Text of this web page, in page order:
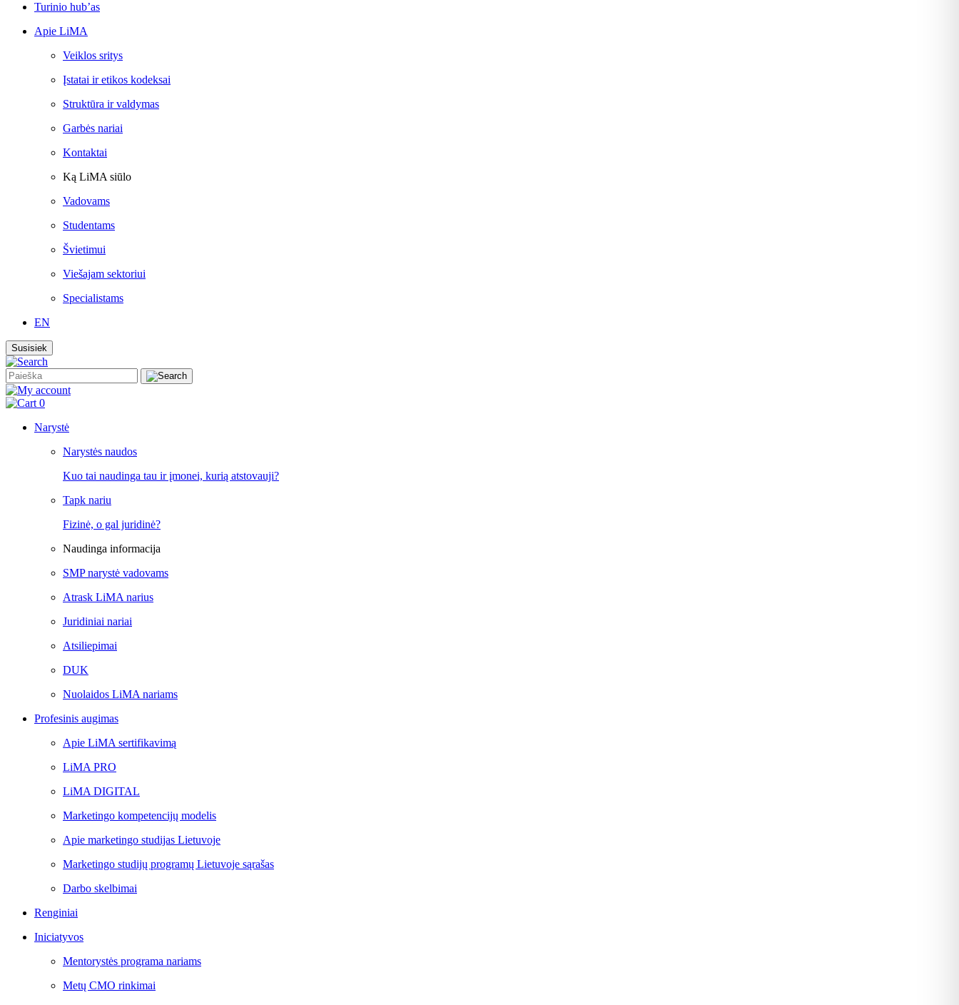
Turinio hub’as
Apie LiMA
Veiklos sritys
Įstatai ir etikos kodeksai
Struktūra ir valdymas
Garbės nariai
Kontaktai
Ką LiMA siūlo
Vadovams
Studentams
Švietimui
Viešajam sektoriui
Specialistams
EN
Susisiek
0
Narystė
Narystės naudos
Kuo tai naudinga tau ir įmonei, kurią atstovauji?
Tapk nariu
Fizinė, o gal juridinė?
Naudinga informacija
SMP narystė vadovams
Atrask LiMA narius
Juridiniai nariai
Atsiliepimai
DUK
Nuolaidos LiMA nariams
Profesinis augimas
Apie LiMA sertifikavimą
LiMA PRO
LiMA DIGITAL
Marketingo kompetencijų modelis
Apie marketingo studijas Lietuvoje
Marketingo studijų programų Lietuvoje sąrašas
Darbo skelbimai
Renginiai
Iniciatyvos
Mentorystės programa nariams
Metų CMO rinkimai